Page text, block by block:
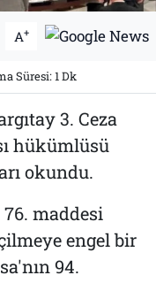
A+
Süresi: 1 Dk
3. Ceza
hükümlüsü
okundu.
maddesi
engel bir
94.